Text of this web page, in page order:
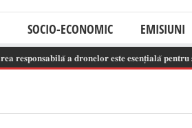
SOCIO-ECONOMIC EMISIUNI
𝐚 𝐝𝐫𝐨𝐧𝐞𝐥𝐨𝐫 𝐞𝐬𝐭𝐞 𝐞𝐬𝐞𝐧𝐭̦𝐢𝐚𝐥𝐚̆ 𝐩𝐞𝐧𝐭𝐫𝐮